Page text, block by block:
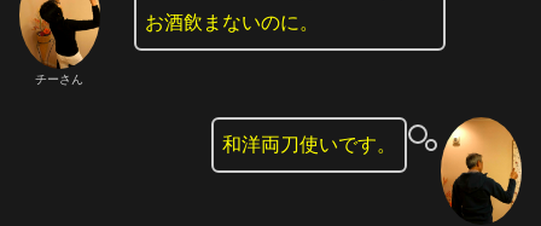
チーさん
お酒飲まないのに。
和洋両刀使いです。